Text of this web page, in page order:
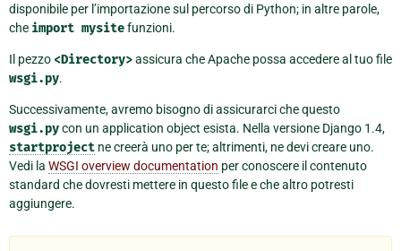
disponibile per l’importazione sul percorso di Python; in altre parole,
che import mysitefunzioni.
Il pezzo <Directory>assicura che Apache possa accedere al tuo file
wsgi.py.
Successivamente, avremo bisogno di assicurarci che questo
wsgi.pycon un application object esista. Nella versione Django 1.4,
startproject ne creerà uno per te; altrimenti, ne devi creare uno.
Vedi la WSGI overview documentation per conoscere il contenuto
standard che dovresti mettere in questo file e che altro potresti
aggiungere.